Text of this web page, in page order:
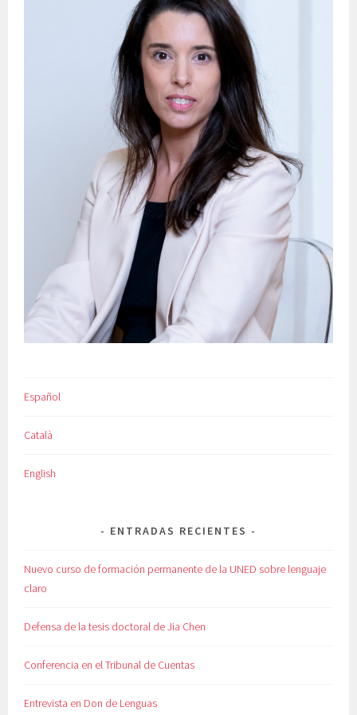
Español
Català
English
ENTRADAS RECIENTES
Nuevo curso de formación permanente de la UNED sobre lenguaje
claro
Defensa de la tesis doctoral de Jia Chen
Conferencia en el Tribunal de Cuentas
Entrevista en Don de Lenguas